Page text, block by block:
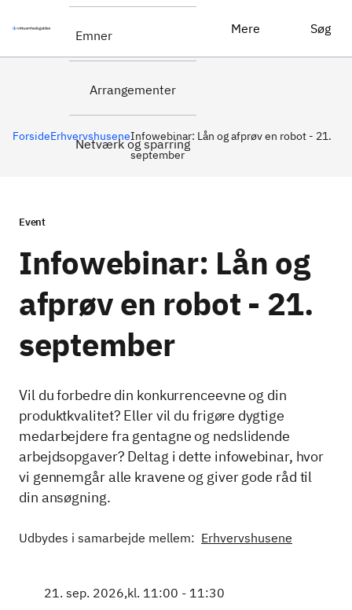
Emner
Arrangementer
Netværk og sparring
Mere Søg
infowebinaret
ForsideErhvervshuseneInfowebinar: Lån og afprøv en robot - 21.
september
Event
Infowebinar: Lån og
afprøv en robot - 21.
september
Vil du forbedre din konkurrenceevne og din
produktkvalitet? Eller vil du frigøre dygtige
medarbejdere fra gentagne og nedslidende
arbejdsopgaver? Deltag i dette infowebinar, hvor
vi gennemgår alle kravene og giver gode råd til
din ansøgning.
Udbydes i samarbejde mellem: Erhvervshusene
21. sep. 2026,kl. 11:00 - 11:30